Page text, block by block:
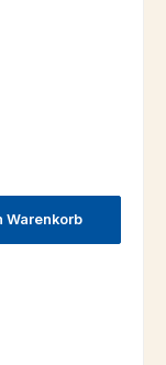
oder benutze die
Warenkorb